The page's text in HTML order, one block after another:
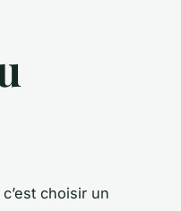
choisir un